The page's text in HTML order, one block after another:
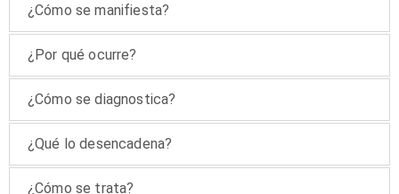
¿Cómo se manifiesta?
¿Por qué ocurre?
¿Cómo se diagnostica?
¿Qué lo desencadena?
¿Cómo se trata?